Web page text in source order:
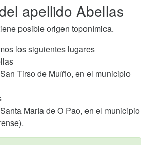
apellido Abellas
posible origen toponímica.
los siguientes lugares
Tirso de Muíño, en el municipio
María de O Pao, en el municipio